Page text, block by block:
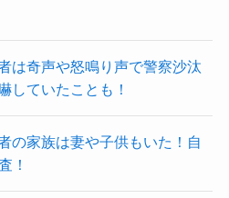
は奇声や怒鳴り声で警察沙汰
していたことも！
の家族は妻や子供もいた！自
！